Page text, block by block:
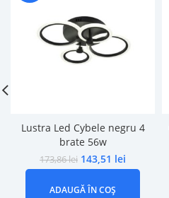
Lustra Led Cybele negru 4
brate 56w
173,86lei 143,51 lei
ADAUGĂ ÎN COȘ